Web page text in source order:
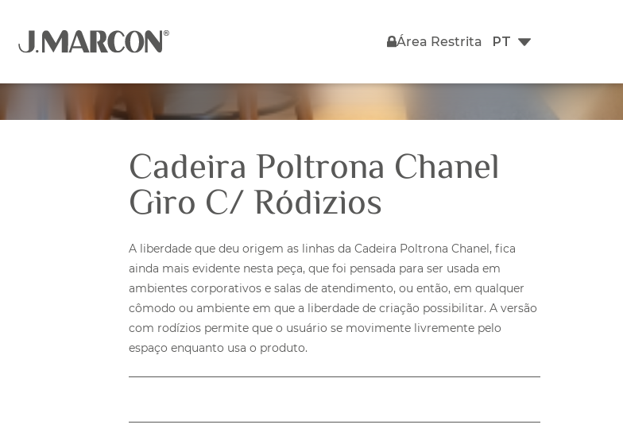
Área Restrita
Cadeira Poltrona Chanel
Giro C/ Ródizios
A liberdade que deu origem as linhas da Cadeira Poltrona Chanel, fica
ainda mais evidente nesta peça, que foi pensada para ser usada em
ambientes corporativos e salas de atendimento, ou então, em qualquer
cômodo ou ambiente em que a liberdade de criação possibilitar. A versão
com rodízios permite que o usuário se movimente livremente pelo
espaço enquanto usa o produto.